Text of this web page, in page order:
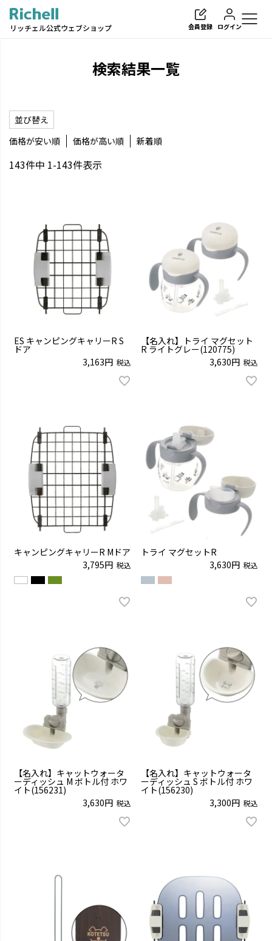
リッチェル公式ウェブショップ 会員登録 ログイン
検索結果一覧
並び替え
価格が安い順
価格が高い順 新着順
143件中 1-143件表示
ES キャンピングキャリーR S
ドア
3,163
税込
【名入れ】トライ マグセット
R ライトグレー(120775)
3,630
税込
キャンピングキャリーR Mドア
3,795
税込
トライ マグセットR
3,630
税込
【名入れ】キャットウォータ
ーディッシュ M ボトル付 ホワ
イト(156231)
3,630
税込
【名入れ】キャットウォータ
ーディッシュ S ボトル付 ホワ
イト(156230)
3,300
税込